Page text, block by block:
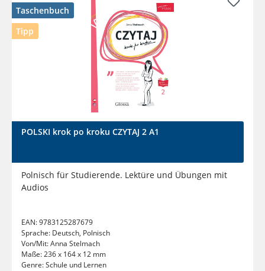
Taschenbuch
Tipp
POLSKI krok po kroku CZYTAJ 2 A1
Polnisch für Studierende. Lektüre und Übungen mit
Audios
EAN:9783125287679
Sprache: Deutsch, Polnisch
Von/Mit:Anna Stelmach
Maße:236 x 164 x 12 mm
Genre:Schule und Lernen